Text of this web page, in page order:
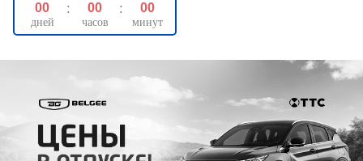
00 : 00 : 00